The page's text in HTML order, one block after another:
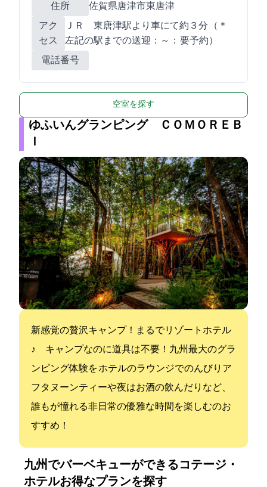
住所
佐賀県唐津市東唐津4-182
アク
セス
ＪＲ 東唐津駅より車にて約３分 （＊
左記の駅までの送迎9：00～18：00 要予約）
電話番号
空室を探す
ゆふいんグランピング ＣＯＭＯＲＥＢ
新感覚の贅沢キャンプ！まるでリゾートホテル
♪ キャンプなのに道具は不要！九州最大のグラ
ンピング体験を ホテルのラウンジでのんびりア
フタヌーンティーや夜はお酒の飲んだりなど、
誰もが憧れる非日常の優雅な時間を楽しむのお
すすめ！
九州でバーベキューができるコテージ・
ホテル:お得なプランを探す